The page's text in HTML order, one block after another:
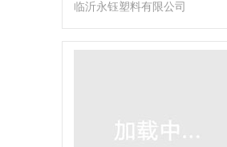
临沂永钰塑料有限公司